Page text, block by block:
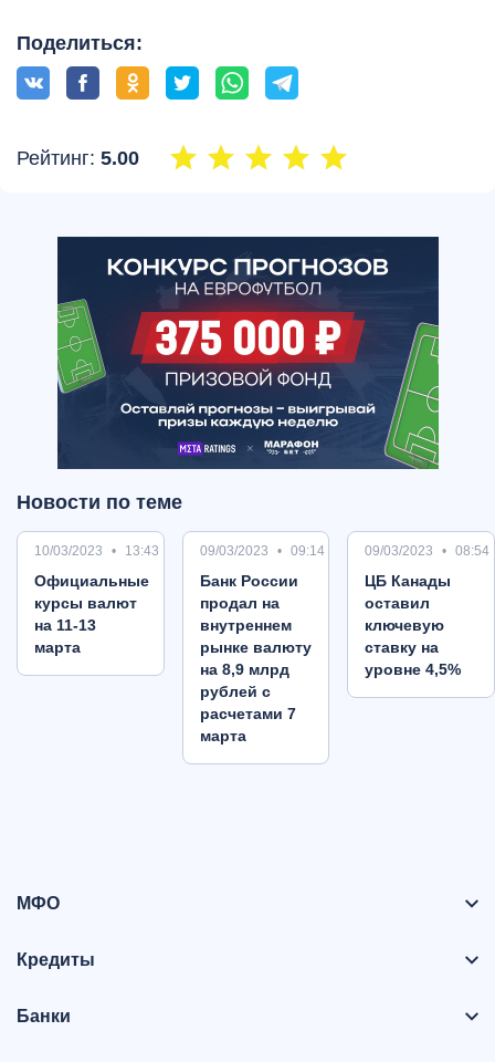
Поделиться:
Рейтинг: 5.00
Новости по теме
10/03/2023 13:43
Oфициальные
курсы валют
на 11-13
марта
09/03/2023 09:14
Банк России
продал на
внутреннем
рынке валюту
на 8,9 млрд
рублей с
расчетами 7
марта
09/03/2023 08:54
ЦБ Канады
оставил
ключевую
ставку на
уровне 4,5%
МФО
Кредиты
Банки